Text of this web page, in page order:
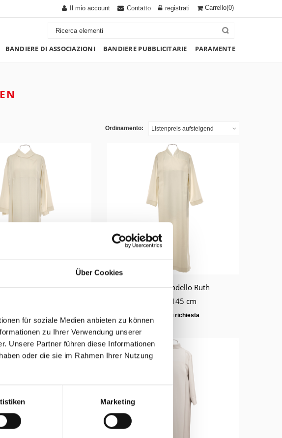
Über Cookies
für soziale Medien anbieten zu können
zu Ihrer Verwendung unserer
Unsere Partner führen diese Informationen
oder die sie im Rahmen Ihrer Nutzung
Marketing
Carrello(0)
Il mio account Contatto registrati
BANDIERE DI ASSOCIAZIONI BANDIERE PUBBLICITARIE PARAMENTE
Ordinamento: Listenpreis aufsteigend
modello 54D
Tuniche modello Ruth
Länge 145 cm
Prezzo su richiesta